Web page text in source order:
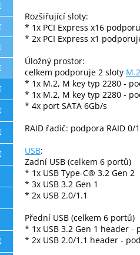
Rozšiřující sloty:
* 1x PCI Express x16
* 2x PCI Express x1
Úložný prostor:
celkem podporuje 2 sloty M.2
* 1x M.2, M key typ 2280 -
* 1x M.2, M key typ 2280 -
* 4x port SATA 6Gb/s
RAID řadič: podpora RAID
USB:
Zadní USB (celkem 6 portů)
* 1x USB Type-C® 3.2 Gen 2
* 3x USB 3.2 Gen 1
* 2x USB 2.0/1.1
Přední USB (celkem 6 portů)
* 1x USB 3.2 Gen 1 header -
* 2x USB 2.0/1.1 header -